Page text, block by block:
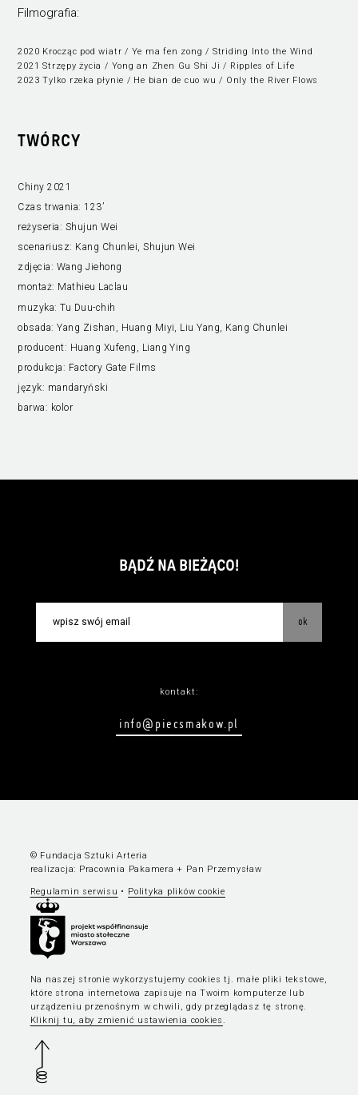
TWÓRCY
Chiny 2021
Czas trwania: 123’
reżyseria: Shujun Wei
scenariusz: Kang Chunlei, Shujun Wei
zdjęcia: Wang Jiehong
montaż: Mathieu Laclau
muzyka:Tu Duu-chih
obsada:Yang Zishan, Huang Miyi, Liu Yang, Kang Chunlei
producent: Huang Xufeng, Liang Ying
produkcja: Factory Gate Films
język: mandaryński
barwa: kolor
Filmografia:
2020 Krocząc pod wiatr / Ye ma fen zong / Striding Into the Wind
2021 Strzępy życia / Yong an Zhen Gu Shi Ji / Ripples of Life
2023 Tylko rzeka płynie / He bian de cuo wu / Only the River Flows
BĄDŹ NA BIEŻĄCO!
ok
kontakt:
info@piecsmakow.pl
© Fundacja Sztuki Arteria
realizacja: Pracownia Pakamera + Pan Przemysław
Regulamin serwisu • Polityka plików cookie
Na naszej stronie wykorzystujemy cookies tj. małe pliki tekstowe,
które strona internetowa zapisuje na Twoim komputerze lub
urządzeniu przenośnym w chwili, gdy przeglądasz tę stronę.
Kliknij tu, aby zmienić ustawienia cookies